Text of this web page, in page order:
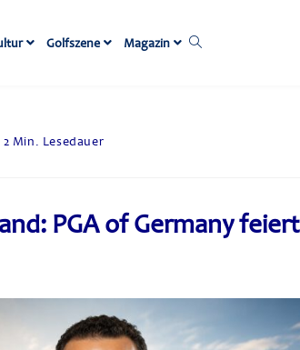
Golfszene Magazin
2 Min. Lesedauer
PGA of Germany feiert